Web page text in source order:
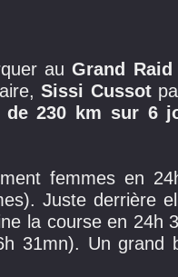
auGrand Raid
Sissi Cussot
230 km sur 6
femmes en
Juste derrière
la course en 24h
31mn). Un grand